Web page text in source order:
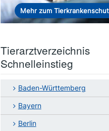
Mehr zum
Tierarztverzeichnis
Schnelleinstieg
Baden-Württemberg
Bayern
Berlin